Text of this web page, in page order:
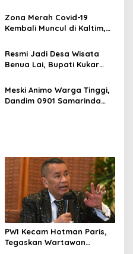
Zona Merah Covid-19
Kembali Muncul di Kaltim,
Tetap Jaga Kesehatan
Resmi Jadi Desa Wisata
Benua Lai, Bupati Kukar
Maju dan Berkembang
Meski Animo Warga Tinggi,
Dandim 0901 Samarinda
PWI Kecam Hotman Paris,
Tegaskan Wartawan